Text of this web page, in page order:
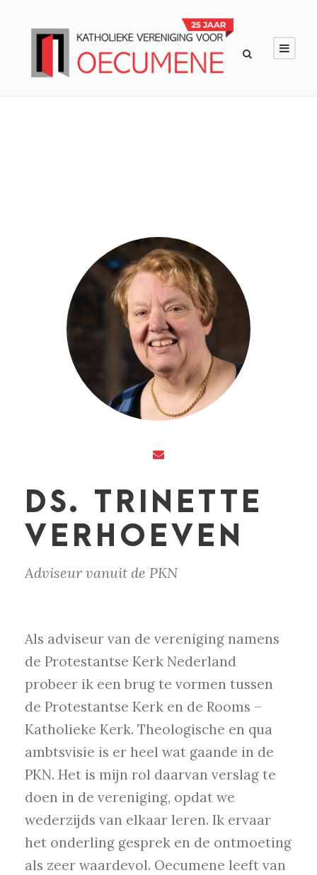
DS. TRINETTE
VERHOEVEN
Adviseur vanuit de PKN
Als adviseur van de vereniging namens
de Protestantse Kerk Nederland
probeer ik een brug te vormen tussen
de Protestantse Kerk en de Rooms –
Katholieke Kerk. Theologische en qua
ambtsvisie is er heel wat gaande in de
PKN. Het is mijn rol daarvan verslag te
doen in de vereniging, opdat we
wederzijds van elkaar leren. Ik ervaar
het onderling gesprek en de ontmoeting
als zeer waardevol. Oecumene leeft van